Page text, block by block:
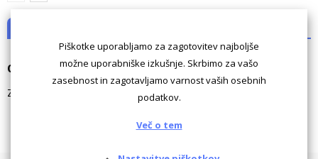
Odgovori
Za komentiranje morate bitiprijavljeni
Piškotke uporabljamo za zagotovitev najboljše
možne uporabniške izkušnje. Skrbimo za vašo
zasebnost in zagotavljamo varnost vaših osebnih
podatkov.
Več o tem